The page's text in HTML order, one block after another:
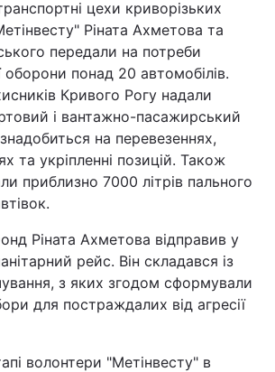
цехи криворізьких
Ріната Ахметова та
передали на потреби
оборони понад 20 автомобілів.
Кривого Рогу надали
і вантажно-пасажирський
на перевезеннях,
та укріпленні позицій. Також
приблизно 7000 літрів пального
Ріната Ахметова відправив у
рейс. Він складався із
з яких згодом сформували
для постраждалих від агресії
волонтери "Метінвесту" в